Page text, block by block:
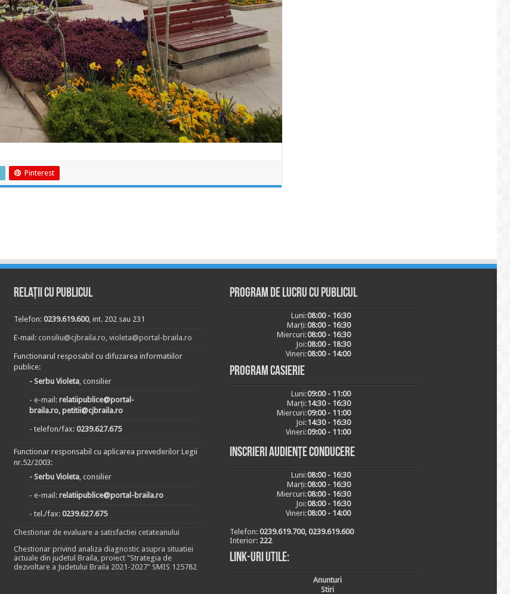
Pinterest
Relații cu publicul
Telefon: 0239.619.600, int. 202 sau 231
E-mail: consiliu@cjbraila.ro violeta@portal-braila.ro
Functionarul resposabil cu difuzarea informatiilor
publice:
- Serbu Violeta, consilier
- e-mail: relatiipublice@portal-
braila.ro, petitii@cjbraila.ro
- telefon/fax: 0239.627.675
Functionar responsabil cu aplicarea prevederilor Legii
nr.52/2003:
- Serbu Violeta, consilier
- e-mail: relatiipublice@portal-braila.ro
- tel./fax: 0239.627.675
Chestionar de evaluare a satisfactiei cetateanului
Chestionar privind analiza diagnostic asupra situatiei
actuale din judetul Braila, proiect "Strategia de
dezvoltare a Judetului Braila 2021-2027" SMIS 125782
Program de lucru cu publicul
Luni:08:00 - 16:30
Marți:08:00 - 16:30
Miercuri:08:00 - 16:30
Joi:08:00 - 18:30
Vineri:08:00 - 14:00
Program casierie
Luni:09:00 - 11:00
Marți:14:30 - 16:30
Miercuri:09:00 - 11:00
Joi:14:30 - 16:30
Vineri:09:00 - 11:00
Inscrieri audiențe conducere
Luni:08:00 - 16:30
Marți:08:00 - 16:30
Miercuri:08:00 - 16:30
Joi:08:00 - 16:30
Vineri:08:00 - 14:00
Telefon: 0239.619.700, 0239.619.600
Interior: 222
Link-uri utile:
Anunturi
Stiri